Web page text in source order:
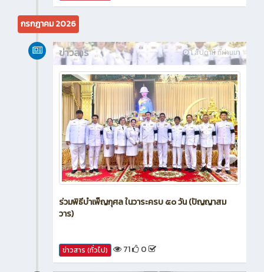
44 0
กรกฎาคม 2026
ข่าวสาร
ร่วมพิธีบำเพ็ญกุศล ในวาระครบ ๕๐ วัน (ปัญญาสม
ข่าวสาร (ทั่วไป) 71 0